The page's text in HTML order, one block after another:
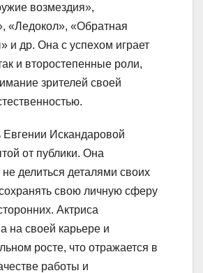
возмездия»,
«Ледокол», «Обратная
и др. Она с успехом играет
и второстепенные роли,
зрителей своей
Искандаровой
от публики. Она
не делиться деталями своих
свою личную сферу
Актриса
на своей карьере и
росте, что отражается в
работы и